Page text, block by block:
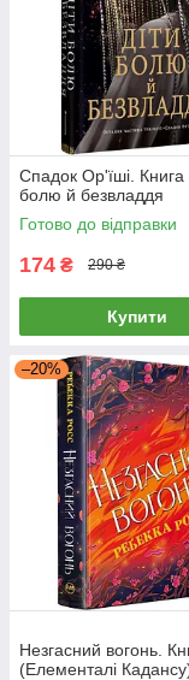
Cпaдoк Op'їшi. Книга
болю й безвладдя
Готово до відправки
174 ₴ 290 ₴
Купити
–20%
Незгасний вогонь.
(Елементалі